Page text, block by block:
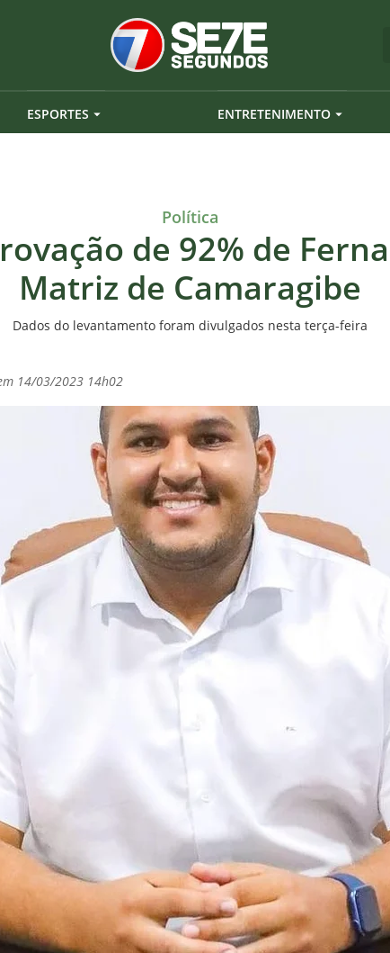
ESPORTES ENTRETENIMENTO
Política
de 92% de
Matriz de Camaragibe
Dados do levantamento foram divulgados nesta terça-feira
14/03/2023 14h02